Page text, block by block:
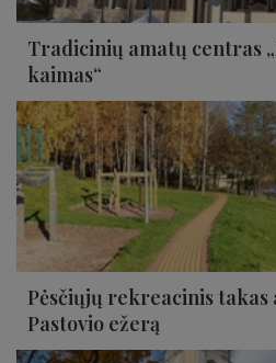
Tradicinių amatų centras
kaimas“
Pėsčiųjų rekreacinis
Pastovio ežerą